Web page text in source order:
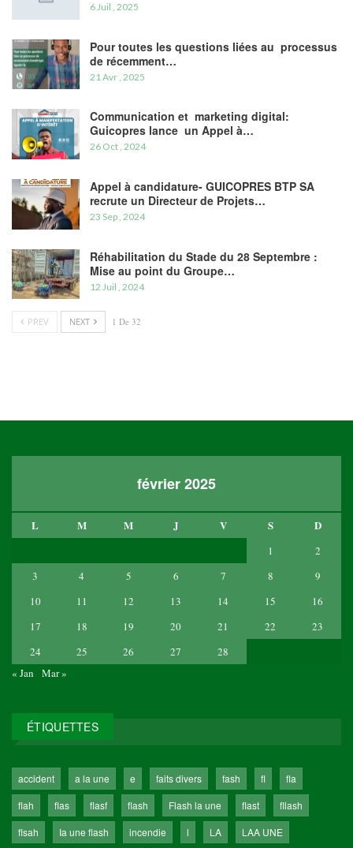
6 Juil , 2025
Pour toutes les questions liées au processus
de récemment…
21 Avr , 2025
Communication et marketing digital:
Guicopres lance un Appel à…
26 Oct , 2024
Appel à candidature- GUICOPRES BTP SA
recrute un Directeur de Projets…
23 Sep , 2024
Réhabilitation du Stade du 28 Septembre :
Mise au point du Groupe…
12 Juil , 2024
PREV NEXT 1 De 32
février 2025
L M M J V S D
1
2
3
4 5 6 7 8
9
10
11 12 13 14 15
16
17
18 19 20 21 22
23
24
25 26 27
28
« Jan
Mar »
ÉTIQUETTES
accident a la une e faits divers fash fl
fla
flah
flas flasf flash Flash la une flast
fllash
flsah
Ia une flash incendie l LA
LAA UNE